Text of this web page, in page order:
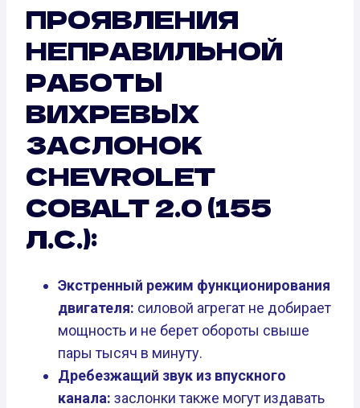
ПРОЯВЛЕНИЯ
НЕПРАВИЛЬНОЙ
РАБОТЫ
ВИХРЕВЫХ
ЗАСЛОНОК
CHEVROLET
COBALT 2.0 (155
Л.С.):
Экстренный режим функционирования
двигателя: силовой агрегат не добирает
мощность и не берет обороты свыше
пары тысяч в минуту.
Дребезжащий звук из впускного
канала: заслонки также могут издавать